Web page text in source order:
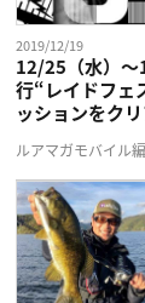
2019/12/19
12/25（水）～
行“レイドフェ
ッションをク
ルアマガモバイル